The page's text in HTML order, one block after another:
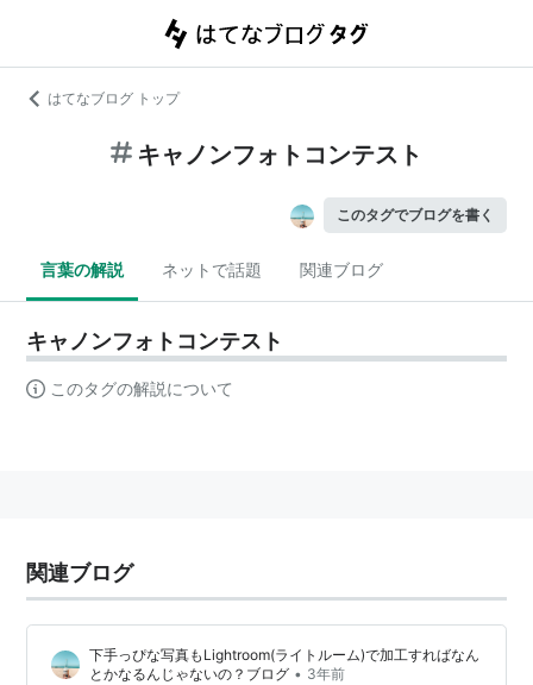
はてなブログ トップ
キャノンフォトコンテスト
このタグでブログを書く
言葉の解説 ネットで話題 関連ブログ
キャノンフォトコンテスト
このタグの解説について
関連ブログ
下手っぴな写真もLightroom(ライトルーム)で加工すればなん
とかなるんじゃないの？ブログ • 3年前